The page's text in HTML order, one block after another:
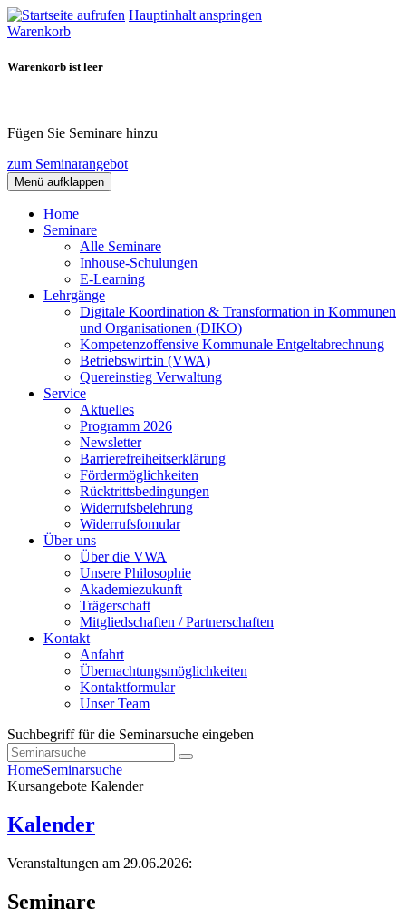
Hauptinhalt anspringen
Warenkorb
Warenkorb ist leer
Fügen Sie Seminare hinzu
zum Seminarangebot
Menü aufklappen
Home
Seminare
Alle Seminare
Inhouse-Schulungen
E-Learning
Lehrgänge
Digitale Koordination & Transformation in Kommunen
und Organisationen (DIKO)
Kompetenzoffensive Kommunale Entgeltabrechnung
Betriebswirt:in (VWA)
Quereinstieg Verwaltung
Service
Aktuelles
Programm 2026
Newsletter
Barrierefreiheitserklärung
Fördermöglichkeiten
Rücktrittsbedingungen
Widerrufsbelehrung
Widerrufsfomular
Über uns
Über die VWA
Unsere Philosophie
Akademiezukunft
Trägerschaft
Mitgliedschaften / Partnerschaften
Kontakt
Anfahrt
Übernachtungsmöglichkeiten
Kontaktformular
Unser Team
Suchbegriff für die Seminarsuche eingeben
HomeSeminarsuche
Kursangebote Kalender
Kalender
Veranstaltungen am 29.06.2026:
Seminare